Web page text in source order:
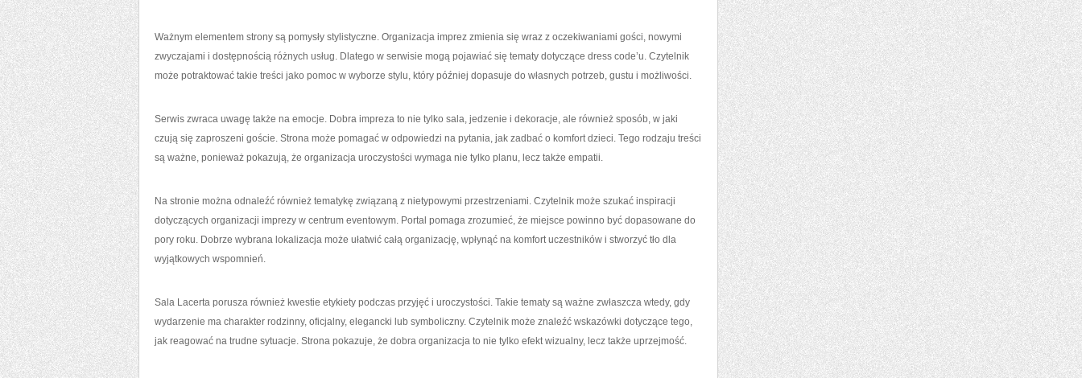
Ważnym elementem strony są pomysły stylistyczne. Organizacja imprez zmienia się wraz z oczekiwaniami gości, nowymi
zwyczajami i dostępnością różnych usług. Dlatego w serwisie mogą pojawiać się tematy dotyczące dress code’u. Czytelnik
może potraktować takie treści jako pomoc w wyborze stylu, który później dopasuje do własnych potrzeb, gustu i możliwości.
Serwis zwraca uwagę także na emocje. Dobra impreza to nie tylko sala, jedzenie i dekoracje, ale również sposób, w jaki
czują się zaproszeni goście. Strona może pomagać w odpowiedzi na pytania, jak zadbać o komfort dzieci. Tego rodzaju treści
są ważne, ponieważ pokazują, że organizacja uroczystości wymaga nie tylko planu, lecz także empatii.
Na stronie można odnaleźć również tematykę związaną z nietypowymi przestrzeniami. Czytelnik może szukać inspiracji
dotyczących organizacji imprezy w centrum eventowym. Portal pomaga zrozumieć, że miejsce powinno być dopasowane do
pory roku. Dobrze wybrana lokalizacja może ułatwić całą organizację, wpłynąć na komfort uczestników i stworzyć tło dla
wyjątkowych wspomnień.
Sala Lacerta porusza również kwestie etykiety podczas przyjęć i uroczystości. Takie tematy są ważne zwłaszcza wtedy, gdy
wydarzenie ma charakter rodzinny, oficjalny, elegancki lub symboliczny. Czytelnik może znaleźć wskazówki dotyczące tego,
jak reagować na trudne sytuacje. Strona pokazuje, że dobra organizacja to nie tylko efekt wizualny, lecz także uprzejmość.